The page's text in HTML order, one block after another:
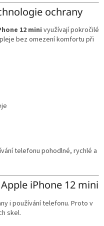
ochrany
12 mini využívají pokročilé
bez omezení komfortu při
telefonu pohodlné, rychlé a
iPhone 12 mini
i používání telefonu. Proto v
skel.